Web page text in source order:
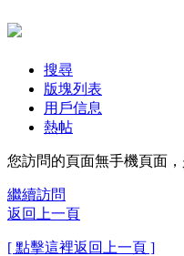
搜尋
版塊列表
用戶信息
熱帖
您訪問的頁面無手機頁面
繼續訪問
返回上一頁
[ 點擊這裡返回上一頁 ]